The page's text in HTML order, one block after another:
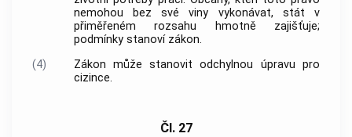
nemohou bez své viny vykonávat, stát v
přiměřeném rozsahu hmotně zajišťuje;
podmínky stanoví zákon.
(4)
Zákon může stanovit odchylnou úpravu pro
cizince.
Čl. 27